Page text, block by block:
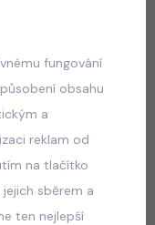
fungování
obsahu
a
reklam od
na tlačítko
sběrem a
ten nejlepší